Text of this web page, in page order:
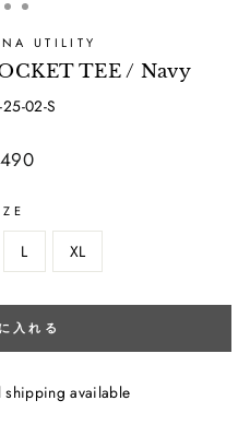
UTILITY
TEE / Navy
02-S
L XL
入れる
shipping available